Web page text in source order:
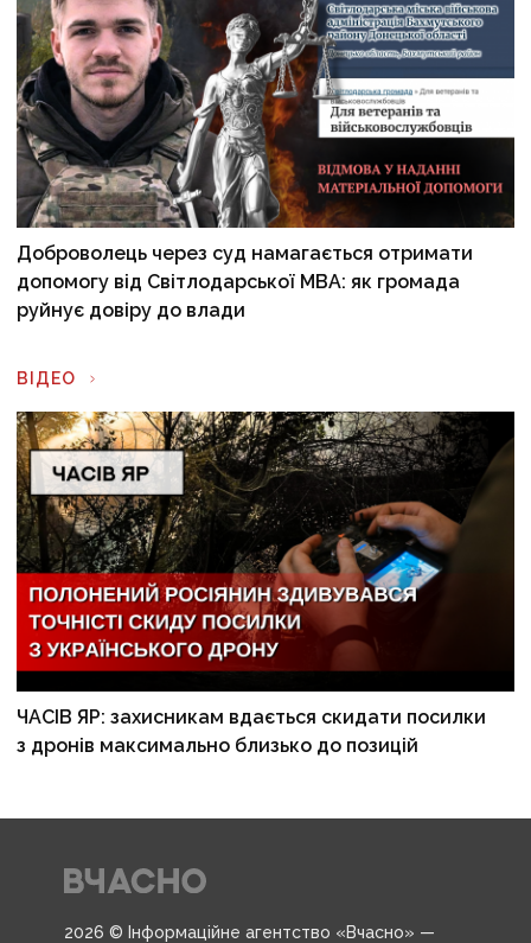
Доброволець через суд намагається отримати
допомогу від Світлодарської МВА: як громада
руйнує довіру до влади
ВІДЕО
ЧАСІВ ЯР: захисникам вдається скидати посилки
з дронів максимально близько до позицій
2026 © Інформаційне агентство «Вчасно» —